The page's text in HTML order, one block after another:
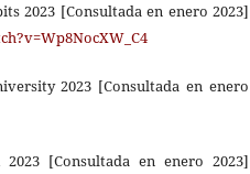
2023 [Consultada en enero 2023]
2023 [Consultada en enero
[Consultada en enero 2023]